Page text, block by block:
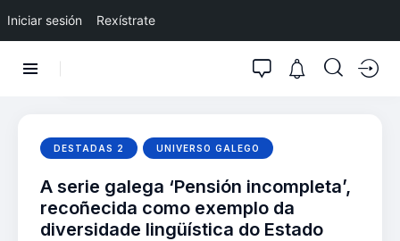
Iniciar sesión Rexístrate
DESTADAS 2 UNIVERSO GALEGO
A serie galega ‘Pensión incompleta’,
recoñecida como exemplo da
diversidade lingüística do Estado